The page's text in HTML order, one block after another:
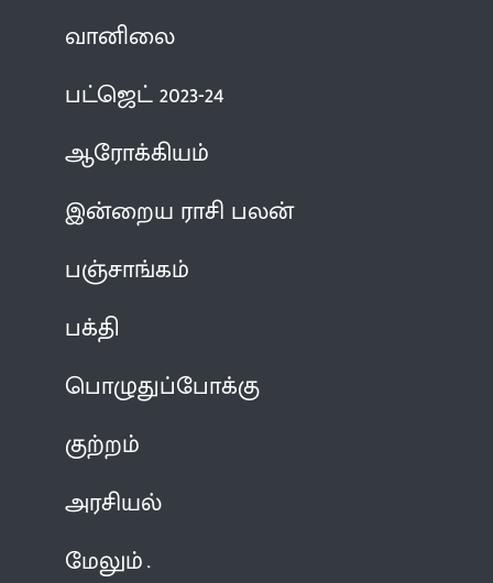
வானிலை
பட்ஜெட் 2023-24
ஆரோக்கியம்
இன்றைய ராசி பலன்
பஞ்சாங்கம்
பக்தி
பொழுதுப்போக்கு
குற்றம்
அரசியல்
மேலும்